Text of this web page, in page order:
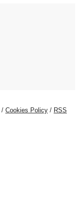
/ Cookies Policy / RSS